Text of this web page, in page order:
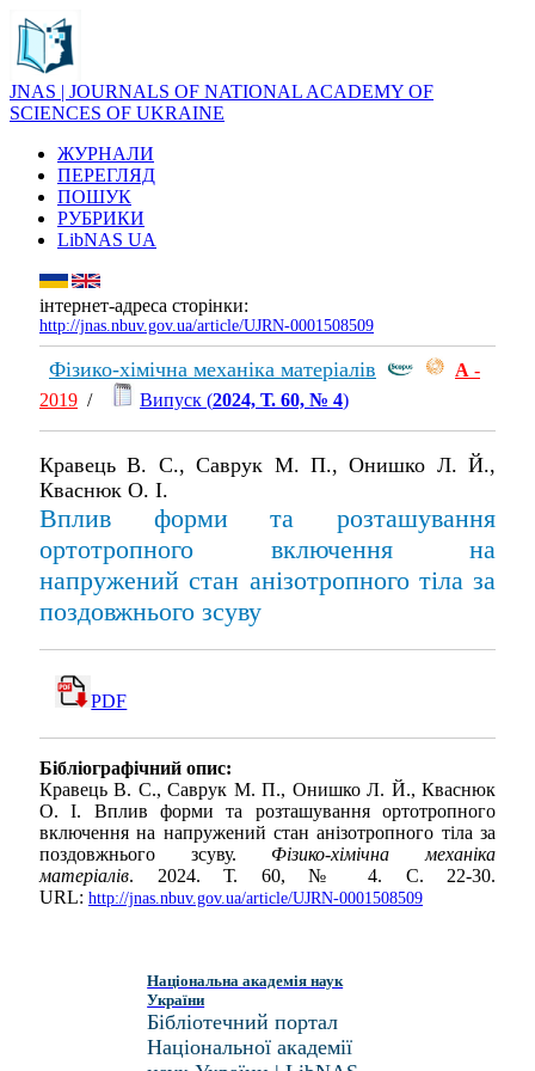
JNAS | JOURNALS OF NATIONAL ACADEMY OF
SCIENCES OF UKRAINE
ЖУРНАЛИ
ПЕРЕГЛЯД
ПОШУК
РУБРИКИ
LibNAS UA
інтернет-адреса сторінки:
http://jnas.nbuv.gov.ua/article/UJRN-0001508509
Фізико-хімічна механіка матеріалів А -
2019 / Випуск (2024, Т. 60, № 4)
Кравець В. С., Саврук M. П., Онишко Л. Й.,
Кваснюк О. І.
Вплив форми та розташування
ортотропного включення на
напружений стан анізотропного тіла за
поздовжнього зсуву
PDF
Бібліографічний опис:
Кравець В. С., Саврук M. П., Онишко Л. Й., Кваснюк
О. І. Вплив форми та розташування ортотропного
включення на напружений стан анізотропного тіла за
поздовжнього зсуву. Фізико-хімічна механіка
матеріалів. 2024. Т. 60, № 4. С. 22-30.
URL: http://jnas.nbuv.gov.ua/article/UJRN-0001508509
Національна академія наук
України
Бібліотечний портал
Національної академії